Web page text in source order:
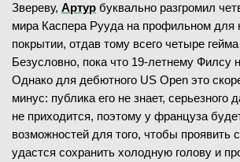
Звереву, Артур буквально разгромил
мира Каспера Рууда на профильном для
покрытии, отдав тому всего четыре
Безусловно, пока что 19-летнему Филсу
Однако для дебютного US Open это
минус: публика его не знает, серьезного
не приходится, поэтому у француза
возможностей для того, чтобы проявить
удастся сохранить холодную голову и